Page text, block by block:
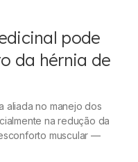
pode
da hérnia de
aliada no manejo dos
na redução da
muscular —